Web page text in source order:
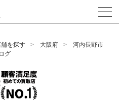
為のCVボタン*/
舗を探す 大阪府
河内長野市
グ